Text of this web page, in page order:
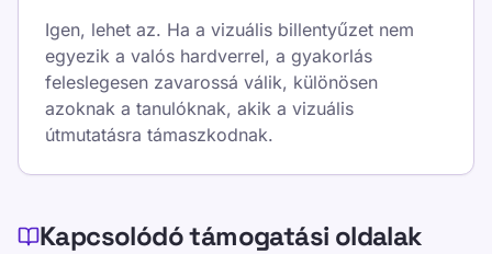
Igen, lehet az. Ha a vizuális billentyűzet nem
egyezik a valós hardverrel, a gyakorlás
feleslegesen zavarossá válik, különösen
azoknak a tanulóknak, akik a vizuális
útmutatásra támaszkodnak.
Kapcsolódó támogatási oldalak